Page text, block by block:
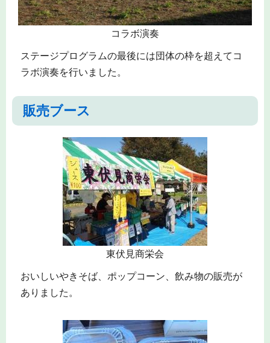
コラボ演奏
ステージプログラムの最後には団体の枠を超えてコ
ラボ演奏を行いました。
販売ブース
東伏見商栄会
おいしいやきそば、ポップコーン、飲み物の販売が
ありました。